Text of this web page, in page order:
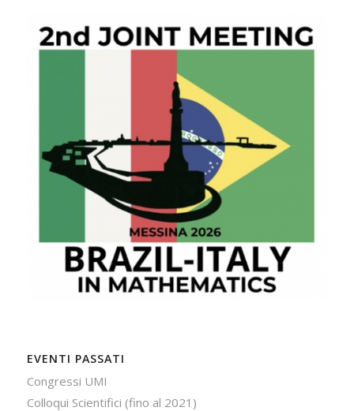
EVENTI PASSATI
Congressi UMI
Colloqui Scientifici (fino al 2021)